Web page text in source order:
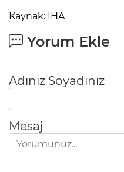
Kaynak: İHA
Yorum Ekle
Adınız Soyadınız
Mesaj